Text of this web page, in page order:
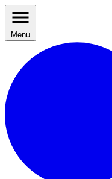
Menu